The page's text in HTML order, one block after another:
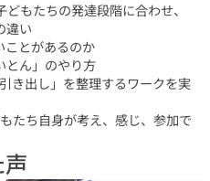
もたちの発達段階に合わせ、
違い
ことがあるのか
とん」のやり方
き出し」を整理するワークを実
たち自身が考え、感じ、参加で